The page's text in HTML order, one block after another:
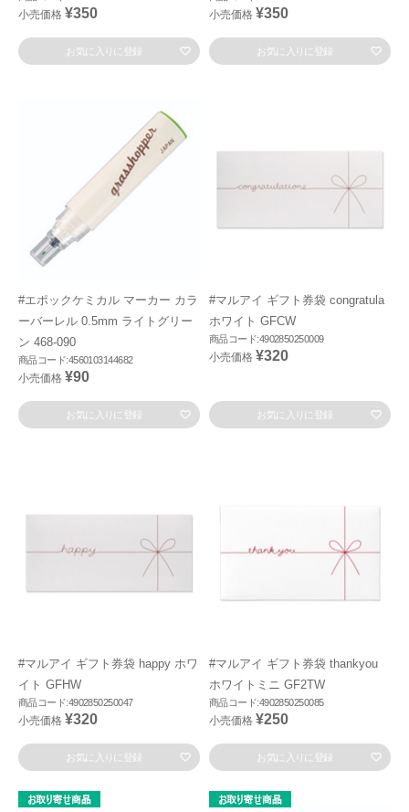
小売価格 ¥350
お気に入りに登録
小売価格 ¥350
お気に入りに登録
#エポックケミカル マーカー カラ
ーバーレル 0.5mm ライトグリー
ン 468-090
商品コード:4560103144682
小売価格 ¥90
お気に入りに登録
#マルアイ ギフト券袋 congratula
ホワイト GFCW
商品コード:4902850250009
小売価格 ¥320
お気に入りに登録
#マルアイ ギフト券袋 happy ホワ
イト GFHW
商品コード:4902850250047
小売価格 ¥320
お気に入りに登録
#マルアイ ギフト券袋 thankyou
ホワイトミニ GF2TW
商品コード:4902850250085
小売価格 ¥250
お気に入りに登録